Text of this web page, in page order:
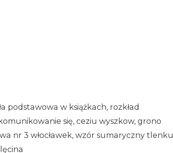
podstawowa w książkach, rozkład
się, ceziu wyszkow, grono
nr 3 włocławek, wzór sumaryczny tlenku